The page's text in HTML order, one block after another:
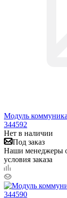
Модуль
344592
Нет в наличии
Под заказ
Наши менеджеры
условия заказа